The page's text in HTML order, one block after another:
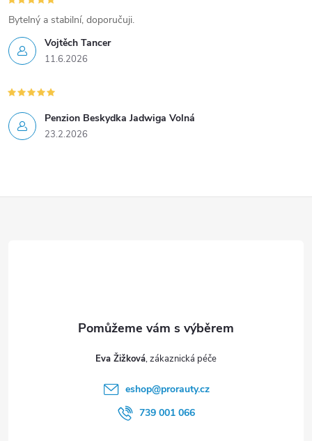
Vojtěch Tancer
11.6.2026
Bytelný a stabilní, doporučuji.
Penzion Beskydka Jadwiga Volná
23.2.2026
Eva Žižková
eshop@prorauty.cz
739 001 066